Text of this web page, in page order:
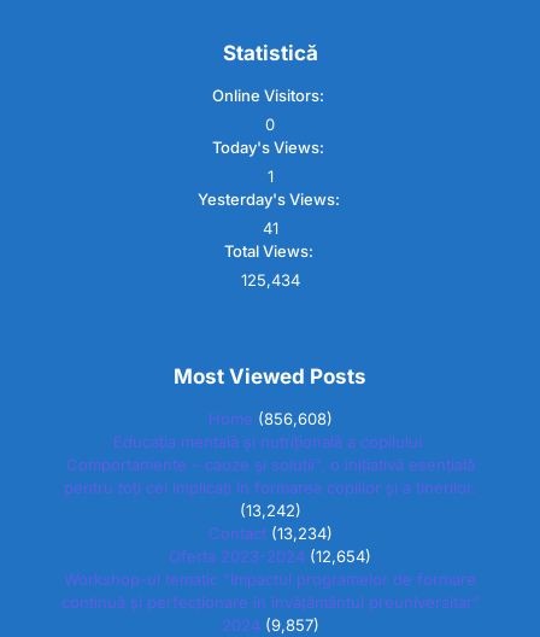
Statistică
Online Visitors:
0
Today's Views:
1
Yesterday's Views:
41
Total Views:
125,434
Most Viewed Posts
Home (856,608)
Educația mentală și nutrițională a copilului.
Comportamente – cauze și soluții”, o inițiativă esențială
pentru toți cei implicați în formarea copiilor și a tinerilor.
(13,242)
Contact (13,234)
Oferta 2023-2024 (12,654)
Workshop-ul tematic “Impactul programelor de formare
continuă și perfecționare în învățământul preuniversitar”
2024 (9,857)